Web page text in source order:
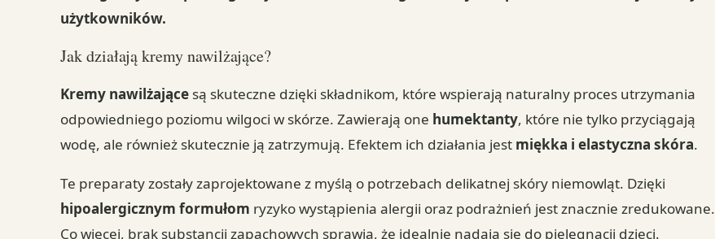
użytkowników.
Jak działają kremy nawilżające?
Kremy nawilżające są skuteczne dzięki składnikom, które wspierają naturalny proces utrzymania
odpowiedniego poziomu wilgoci w skórze. Zawierają one humektanty, które nie tylko przyciągają
wodę, ale również skutecznie ją zatrzymują. Efektem ich działania jest miękka i elastyczna skóra.
Te preparaty zostały zaprojektowane z myślą o potrzebach delikatnej skóry niemowląt. Dzięki
hipoalergicznym formułom ryzyko wystąpienia alergii oraz podrażnień jest znacznie zredukowane.
Co więcej, brak substancji zapachowych sprawia, że idealnie nadają się do pielęgnacji dzieci.